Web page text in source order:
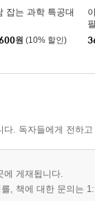
잡는 과학 특공대
원 (10% 할인)
. 독자들에게 전하
에 게재됩니다.
, 책에 대한 문의는